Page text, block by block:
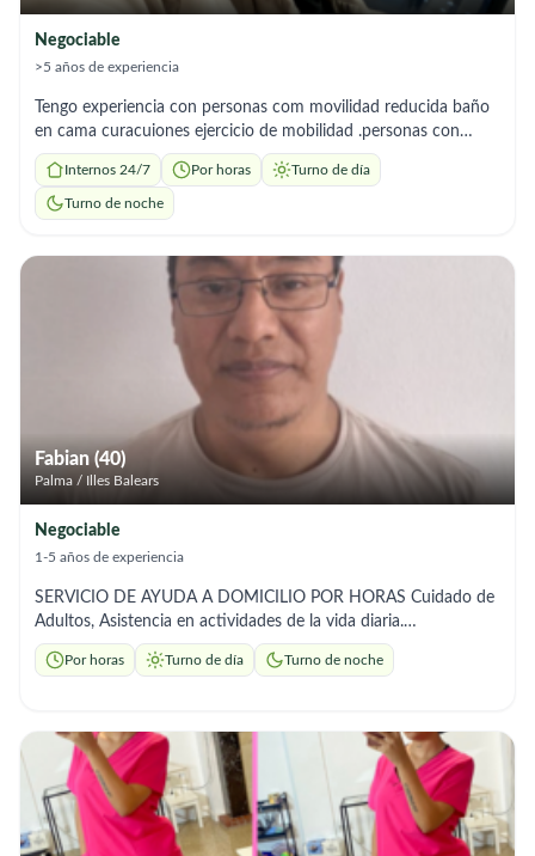
Negociable
>5 años de experiencia
Tengo experiencia con personas com movilidad reducida baño
en cama curacuiones ejercicio de mobilidad .personas con
demencia soy amable .responsable paciente muy talerante con
don de atencion a personas mayores y buen trato para
mantener conversación yacompañamiento
Internos 24/7 Por horas Turno de día
Turno de noche
Fabian (40)
Palma / Illes Balears
Negociable
1-5 años de experiencia
SERVICIO DE AYUDA A DOMICILIO POR HORAS Cuidado de
Adultos, Asistencia en actividades de la vida diaria.
Acompañamiento, Citas Medicas, higiene, alimentación,
medicacion. Rehabilitación. Tengo experiencia. Soy un hombre
Por horas Turno de día Turno de noche